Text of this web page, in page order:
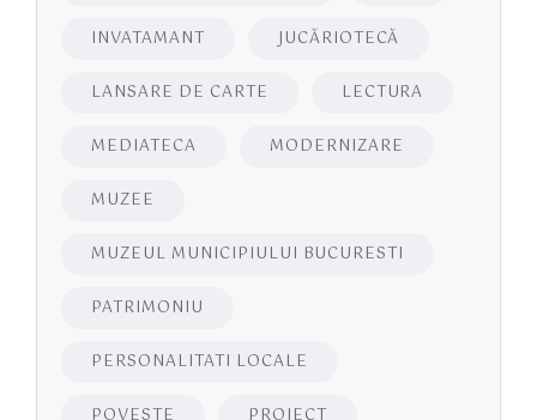
INVATAMANT JUCĂRIOTECĂ
LANSARE DE CARTE LECTURA
MEDIATECA MODERNIZARE
MUZEE
MUZEUL MUNICIPIULUI BUCURESTI
PATRIMONIU
PERSONALITATI LOCALE